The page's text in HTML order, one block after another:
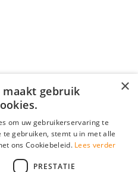
×
maakt gebruik
om uw gebruikerservaring te
gebruiken, stemt u in met alle
ons Cookiebeleid. Lees verder
PRESTATIE